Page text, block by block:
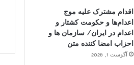
اقدام مشترک علیه موج
اعدام‌ها و حکومت کشتار و
اعدام در ایران/ سازمان ها و
احزاب امضا کننده متن
آگوست 1, 2026